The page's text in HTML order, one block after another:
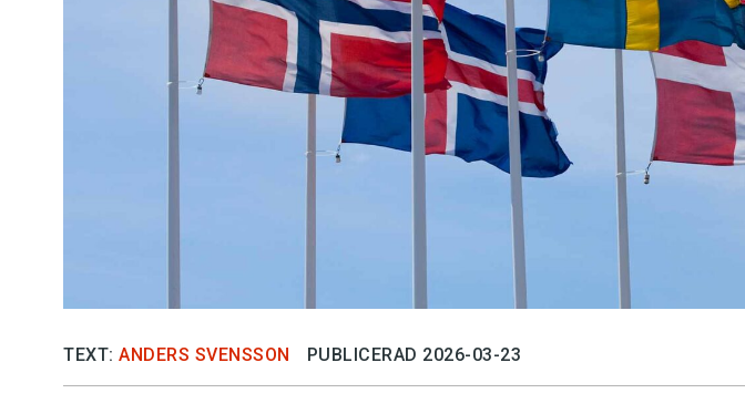
Annonsera
Prenumerera
Läs Språktidningen digitalt
TEXT: ANDERS SVENSSON PUBLICERAD 2026-03-23